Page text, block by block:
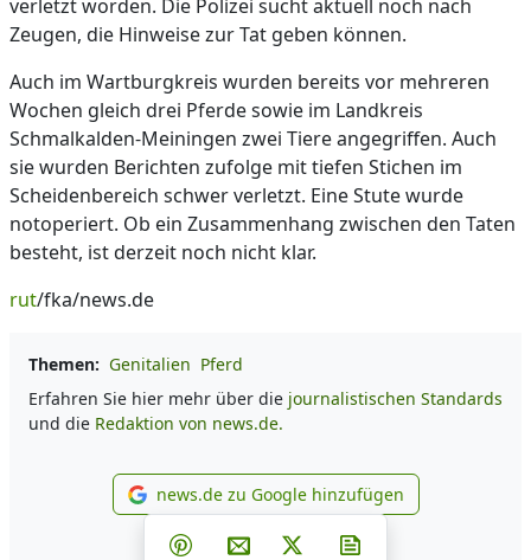
verletzt worden. Die Polizei sucht aktuell noch nach
Zeugen, die Hinweise zur Tat geben können.
Auch im Wartburgkreis wurden bereits vor mehreren
Wochen gleich drei Pferde sowie im Landkreis
Schmalkalden-Meiningen zwei Tiere angegriffen. Auch
sie wurden Berichten zufolge mit tiefen Stichen im
Scheidenbereich schwer verletzt. Eine Stute wurde
notoperiert. Ob ein Zusammenhang zwischen den Taten
besteht, ist derzeit noch nicht klar.
rut/fka/news.de
Themen: Genitalien Pferd
Erfahren Sie hier mehr über die journalistischen Standards
und die Redaktion von news.de.
news.de zu Google
news.de zu Google hinzufügen
Teilen auf Facebook
Teilen auf Whatsapp
Teilen auf Telegram
Teilen auf Pinterest
Per E-Mail teilen
Post auf X